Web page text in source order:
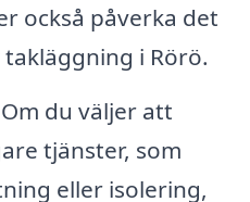
också påverka det
i Rörö.
Om du väljer att
tjänster, som
eller isolering,